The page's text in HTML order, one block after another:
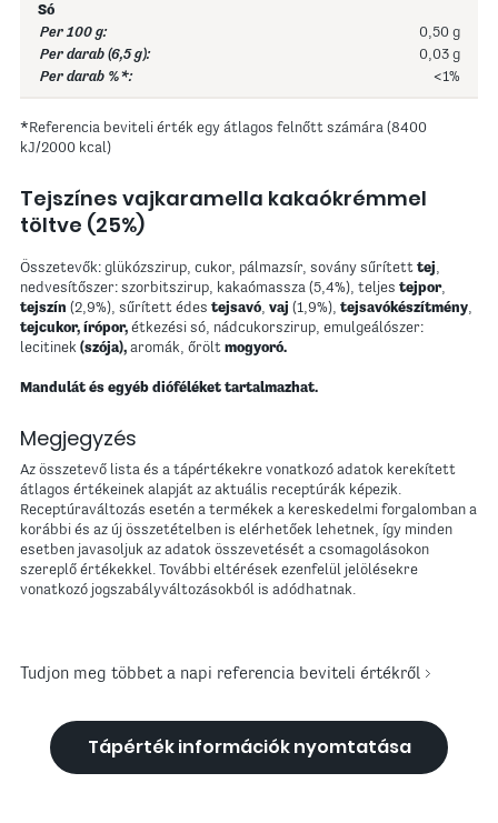
Só
0,50 g
0,03 g
<1%
*Referencia beviteli érték egy átlagos felnőtt számára (8400
kJ/2000 kcal)
Tejszínes vajkaramella kakaókrémmel
töltve (25%)
Összetevők: glükózszirup, cukor, pálmazsír, sovány sűrített tej,
nedvesítőszer: szorbitszirup, kakaómassza (5,4%), teljes tejpor,
tejszín (2,9%), sűrített édes tejsavó, vaj (1,9%), tejsavókészítmény,
tejcukor, írópor, étkezési só, nádcukorszirup, emulgeálószer:
lecitinek (szója), aromák, őrölt mogyoró.
Mandulát és egyéb dióféléket tartalmazhat.
Megjegyzés
Az összetevő lista és a tápértékekre vonatkozó adatok kerekített
átlagos értékeinek alapját az aktuális receptúrák képezik.
Receptúraváltozás esetén a termékek a kereskedelmi forgalomban a
korábbi és az új összetételben is elérhetőek lehetnek, így minden
esetben javasoljuk az adatok összevetését a csomagolásokon
szereplő értékekkel. További eltérések ezenfelül jelölésekre
vonatkozó jogszabályváltozásokból is adódhatnak.
Tudjon meg többet a napi referencia beviteli értékről
Tápérték információk nyomtatása